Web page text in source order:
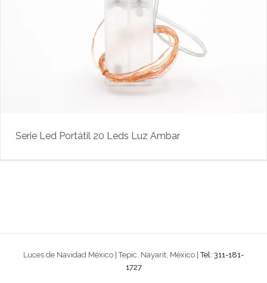
Serie Led Portátil 20 Leds Luz Ambar
Luces de Navidad México | Tepic, Nayarit, México |Tel: 311-181-
1727